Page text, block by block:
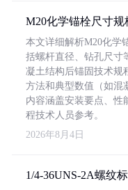
M20化学锚栓尺寸
本文详细解析M20化学
括螺杆直径、钻孔尺寸
凝土结构后锚固技术规
方法和典型数值（如混
内容涵盖安装要点、性
程技术人员参考。
2026年8月4日
1/4-36UNS-2A螺纹